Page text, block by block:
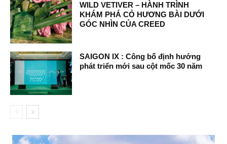
WILD VETIVER – HÀNH TRÌNH
KHÁM PHÁ CỎ HƯƠNG BÀI DƯỚI
GÓC NHÌN CỦA CREED
SAIGON IX : Công bố định hướng
phát triển mới sau cột mốc 30 năm